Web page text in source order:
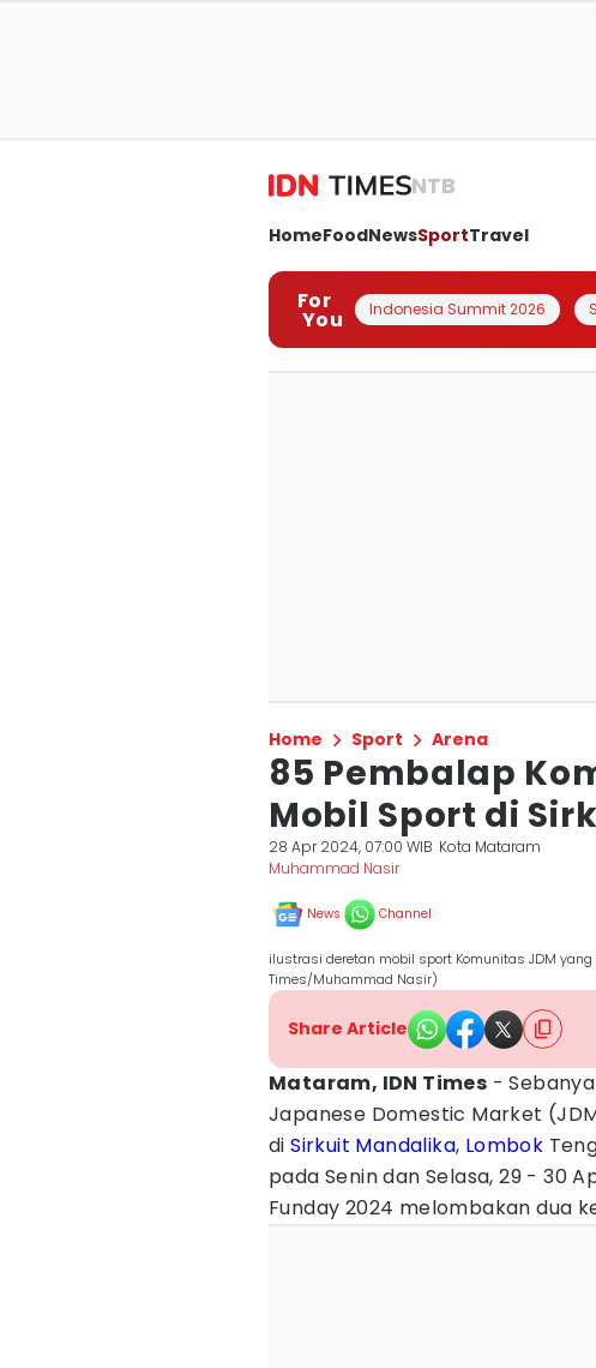
NTB
HomeFoodNewsSportTravel
For
You Indonesia Summit 2026
Home Sport Arena
85 Pembalap
Mobil Sport di
28 Apr 2024, 07:00 WIB Kota Mataram
Muhammad Nasir
News Channel
ilustrasi deretan mobil sport Komunitas JDM
Times/Muhammad Nasir)
Share Article
Mataram, IDN Times -
Japanese Domestic Market
diSirkuit Mandalika, Lombok
pada Senin dan Selasa, 29 - 30
Funday 2024 melombakan dua